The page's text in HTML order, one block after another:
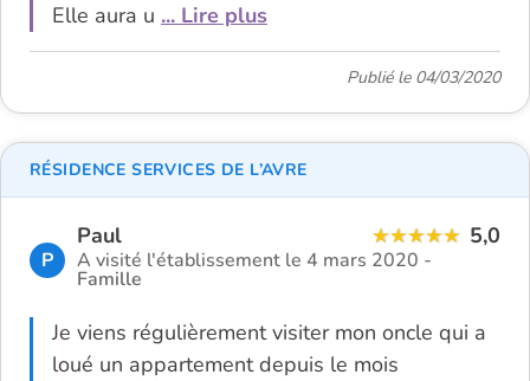
Elle aura u ... Lire plus
Publié le 04/03/2020
P
Paul 5,0
A visité l'établissement le 4 mars 2020 -
Famille
Je viens régulièrement visiter mon oncle qui a
loué un appartement depuis le mois
RÉSIDENCE SERVICES DE L’AVRE